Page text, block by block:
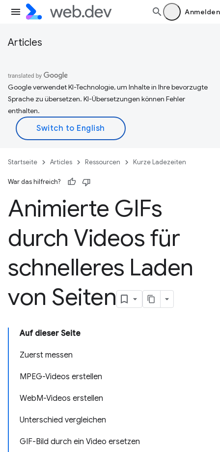
Anmelden
Articles
Google verwendet KI-Technologie, um Inhalte in Ihre bevorzugte
Sprache zu übersetzen. KI-Übersetzungen können Fehler
enthalten.
Startseite Articles Ressourcen Kurze Ladezeiten
War das hilfreich?
Animierte GIFs
durch Videos für
schnelleres Laden
von Seiten
Auf dieser Seite
Zuerst messen
MPEG-Videos erstellen
WebM-Videos erstellen
Unterschied vergleichen
GIF-Bild durch ein Video ersetzen